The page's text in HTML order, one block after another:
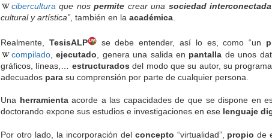
cibercultura que nospermite crear una sociedad interconectada
cultural y artística” , también en la académica
Realmente, TesisALP se debe entender, así lo es, como “un
compilado ,ejecutado , genera una salida en pantalla de unos
gráficos, líneas,… estructurados del modo que su autor, su
adecuados para su comprensión por parte de cualquier persona.
Una herramientaacorde a las capacidades de que se dispone en
doctorando expone sus estudios e investigaciones en ese lenguaje
Por otro lado, la incorporación del concepto “virtualidad”, propio de